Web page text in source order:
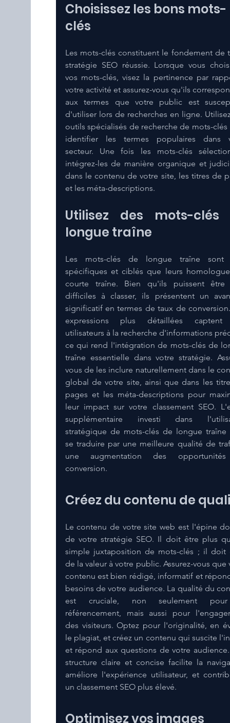
Choisissez les bons mots-
clés
Les mots-clés constituent le fondement de
stratégie SEO réussie. Lorsque vous
vos mots-clés, visez la pertinence par
votre activité et assurez-vous qu'ils
aux termes que votre public est
d'utiliser lors de recherches en ligne.
outils spécialisés de recherche de mots-
identifier les termes populaires dans
secteur. Une fois les mots-clés
intégrez-les de manière organique et
dans le contenu de votre site, les titres de
et les méta-descriptions.
Utilisez des mots-clés
longue traîne
Les mots-clés de longue traîne sont
spécifiques et ciblés que leurs
courte traîne. Bien qu'ils puissent être
difficiles à classer, ils présentent un
significatif en termes de taux de
expressions plus détaillées captent
utilisateurs à la recherche d'informations
ce qui rend l'intégration de mots-clés de
traîne essentielle dans votre stratégie.
vous de les inclure naturellement dans le
global de votre site, ainsi que dans les
pages et les méta-descriptions pour
leur impact sur votre classement SEO.
supplémentaire investi dans
stratégique de mots-clés de longue traîne
se traduire par une meilleure qualité de
une augmentation des
conversion.
Créez du contenu de
Le contenu de votre site web est l'épine
de votre stratégie SEO. Il doit être plus
simple juxtaposition de mots-clés ; il doit
de la valeur à votre public. Assurez-vous que
contenu est bien rédigé, informatif et
besoins de votre audience. La qualité du
est cruciale, non seulement
référencement, mais aussi pour
des visiteurs. Optez pour l'originalité, en
le plagiat, et créez un contenu qui suscite
et répond aux questions de votre
structure claire et concise facilite la
améliore l'expérience utilisateur, et
un classement SEO plus élevé.
Optimisez vos images